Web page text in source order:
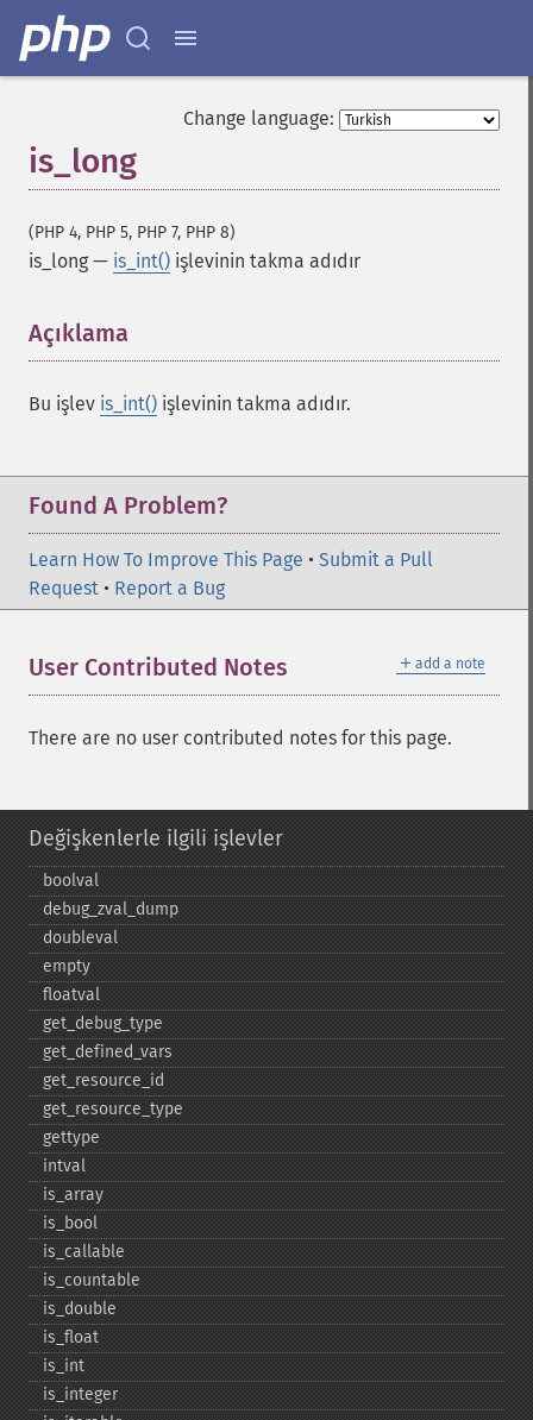
Change language:
is_long
(PHP 4, PHP 5, PHP 7, PHP 8)
is_long — is_int() işlevinin takma adıdır
Açıklama
Bu işlev is_int() işlevinin takma adıdır.
Found A Problem?
Learn How To Improve This Page • Submit a Pull
Request • Report a Bug
＋ add a note
User Contributed Notes
There are no user contributed notes for this page.
Değişkenlerle ilgili işlevler
boolval
debug_​zval_​dump
doubleval
empty
floatval
get_​debug_​type
get_​defined_​vars
get_​resource_​id
get_​resource_​type
gettype
intval
is_​array
is_​bool
is_​callable
is_​countable
is_​double
is_​float
is_​int
is_​integer